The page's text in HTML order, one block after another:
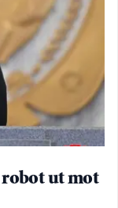
robot ut mot